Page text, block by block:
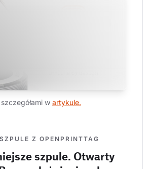
w artykule.
Z OPENPRINTTAG
szpule. Otwarty